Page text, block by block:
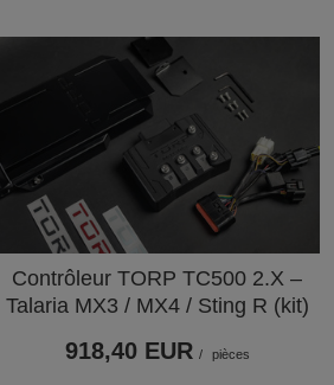
Contrôleur TORP TC500 2.X –
Talaria MX3 / MX4 / Sting R (kit)
918,40 EUR / pièces